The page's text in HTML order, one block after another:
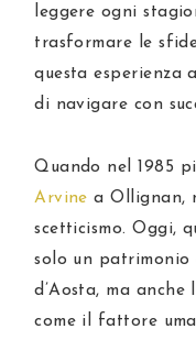
leggere ogni
trasformare le
questa esperienza
di navigare con
Quando nel 1985
Arvine a Ollignan,
scetticismo. Oggi,
solo un
d’Aosta, ma
come il fattore